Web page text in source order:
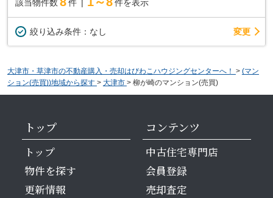
該当物件数 件 件を表示
絞り込み条件： なし 変更
大津市・草津市の不動産購入・売却はびわこハウジングセンターへ！ > (マン
ション(売買))地域から探す > 大津市 > 柳が崎のマンション(売買)
トップ
トップ
物件を探す
更新情報
コンテンツ
中古住宅専門店
会員登録
売却査定